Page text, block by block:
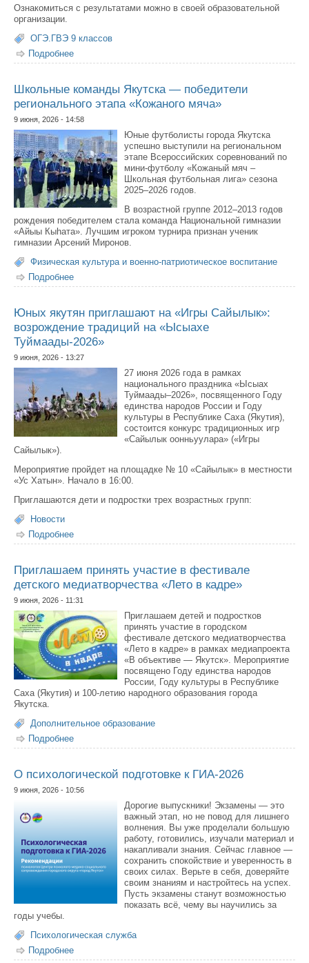
Ознакомиться с результатами можно в своей образовательной
организации.
ОГЭ.ГВЭ 9 классов
Подробнее
Школьные команды Якутска — победители
регионального этапа «Кожаного мяча»
9 июня, 2026 - 14:58
Юные футболисты города Якутска
успешно выступили на региональном
этапе Всероссийских соревнований по
мини-футболу «Кожаный мяч –
Школьная футбольная лига» сезона
2025–2026 годов.
В возрастной группе 2012–2013 годов
рождения победителем стала команда Национальной гимназии
«Айыы Кыhата». Лучшим игроком турнира признан ученик
гимназии Арсений Миронов.
Физическая культура и военно-патриотическое воспитание
Подробнее
регионального этапа «Кожаного мяча»
Юных якутян приглашают на «Игры Сайылык»:
возрождение традиций на «Ысыахе
Туймаады-2026»
9 июня, 2026 - 13:27
27 июня 2026 года в рамках
национального праздника «Ысыах
Туймаады–2026», посвященного Году
единства народов России и Году
культуры в Республике Саха (Якутия),
состоится конкурс традиционных игр
«Сайылык оонньуулара» («Игры
Сайылык»).
Мероприятие пройдет на площадке № 10 «Сайылык» в местности
«Ус Хатын». Начало в 16:00.
Приглашаются дети и подростки трех возрастных групп:
Новости
Подробнее
возрождение традиций на «Ысыахе Туймаады-2026»
Приглашаем принять участие в фестивале
детского медиатворчества «Лето в кадре»
9 июня, 2026 - 11:31
Приглашаем детей и подростков
принять участие в городском
фестивале детского медиатворчества
«Лето в кадре» в рамках медиапроекта
«В объективе — Якутск». Мероприятие
посвящено Году единства народов
России, Году культуры в Республике
Саха (Якутия) и 100-летию народного образования города
Якутска.
Дополнительное образование
Подробнее
медиатворчества «Лето в кадре»
О психологической подготовке к ГИА-2026
9 июня, 2026 - 10:56
Дорогие выпускники! Экзамены — это
важный этап, но не повод для лишнего
волнения. Вы уже проделали большую
работу, готовились, изучали материал и
накапливали знания. Сейчас главное —
сохранить спокойствие и уверенность в
своих силах. Верьте в себя, доверяйте
своим знаниям и настройтесь на успех.
Пусть экзамены станут возможностью
показать всё, чему вы научились за
годы учебы.
Психологическая служба
Подробнее